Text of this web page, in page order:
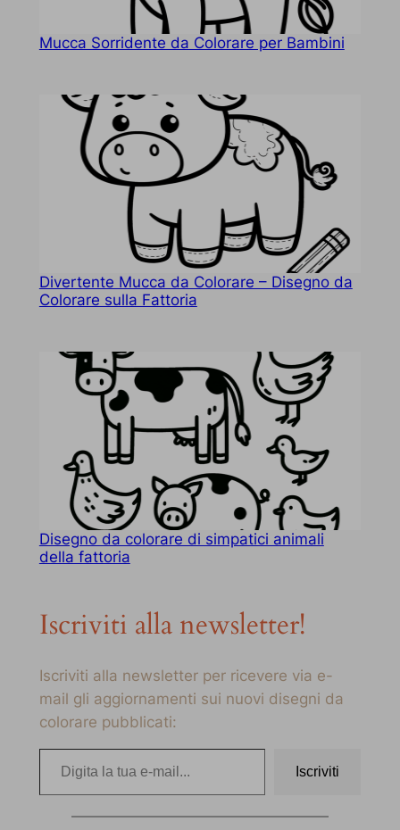
Mucca Sorridente da Colorare per Bambini
Divertente Mucca da Colorare – Disegno da
Colorare sulla Fattoria
Disegno da colorare di simpatici animali
della fattoria
Iscriviti alla newsletter!
Iscriviti alla newsletter per ricevere via e-
mail gli aggiornamenti sui nuovi disegni da
colorare pubblicati:
Digita la tua e-mail…
Iscriviti